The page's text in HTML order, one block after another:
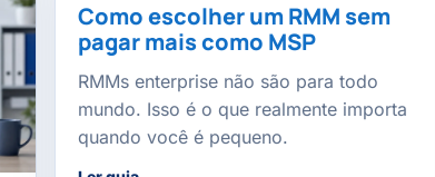
Como escolher um RMM sem
pagar mais como MSP
RMMs enterprise não são para todo
mundo. Isso é o que realmente importa
quando você é pequeno.